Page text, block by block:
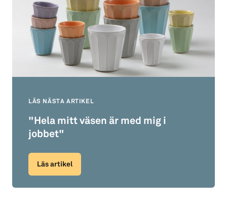
LÄS NÄSTA ARTIKEL
"Hela mitt väsen är med mig i
jobbet"
Läs artikel